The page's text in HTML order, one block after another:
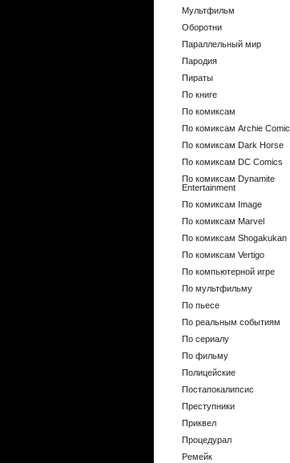
Мультфильм
Оборотни
Параллельный мир
Пародия
Пираты
По книге
По комиксам
По комиксам Archie
По комиксам Dark Horse
По комиксам DC Comics
По комиксам Dynamite
Entertainment
По комиксам Image
По комиксам Marvel
По комиксам Shogakukan
По комиксам Vertigo
По компьютерной игре
По мультфильму
По пьесе
По реальным событиям
По сериалу
По фильму
Полицейские
Постапокалипсис
Преступники
Приквел
Процедурал
Ремейк